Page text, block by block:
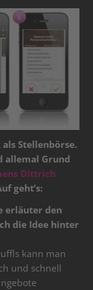
Stellenbörse.
allemal Grund
Dittrich
geht’s:
erläuter den
die Idee hinter
kann man
und schnell